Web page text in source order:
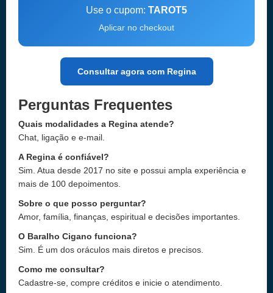
Use o cupom: TAROT5
Aplicar no checkout
Consultar agora com Regina
Perguntas Frequentes
Quais modalidades a Regina atende?
Chat, ligação e e-mail.
A Regina é confiável?
Sim. Atua desde 2017 no site e possui ampla experiência e
mais de 100 depoimentos.
Sobre o que posso perguntar?
Amor, família, finanças, espiritual e decisões importantes.
O Baralho Cigano funciona?
Sim. É um dos oráculos mais diretos e precisos.
Como me consultar?
Cadastre-se, compre créditos e inicie o atendimento.